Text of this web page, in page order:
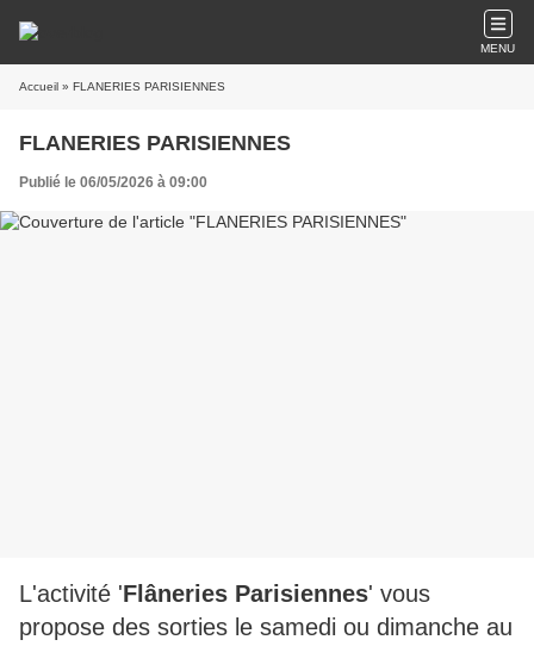
MENU
Accueil » FLANERIES PARISIENNES
FLANERIES PARISIENNES
Publié le 06/05/2026 à 09:00
L'activité 'Flâneries Parisiennes' vous
propose des sorties le samedi ou dimanche au